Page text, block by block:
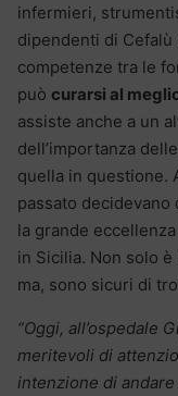
infermieri,
dipendenti di Cefalù
competenze tra le
può curarsi al
assiste anche a un
dell’importanza
quella in questione.
passato decidevano
la grande
in Sicilia. Non solo
ma, sono sicuri di
“Oggi, all’ospedale
meritevoli di
intenzione di